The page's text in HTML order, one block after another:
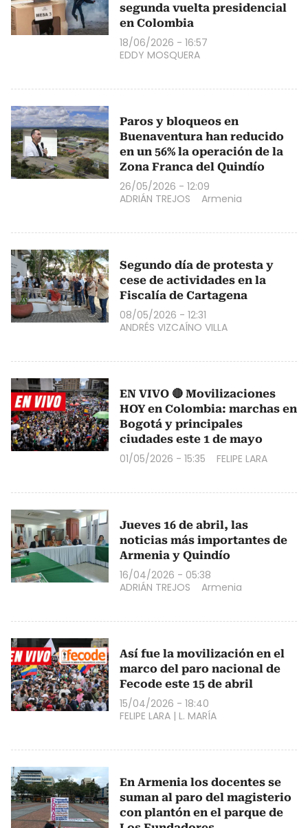
segunda vuelta presidencial
en Colombia
18/06/2026 - 16:57
EDDY MOSQUERA
Paros y bloqueos en
Buenaventura han reducido
en un 56% la operación de la
Zona Franca del Quindío
26/05/2026 - 12:09
ADRIÁN TREJOS
Armenia
Segundo día de protesta y
cese de actividades en la
Fiscalía de Cartagena
08/05/2026 - 12:31
ANDRÉS VIZCAÍNO VILLA
EN VIVO 🔴 Movilizaciones
HOY en Colombia: marchas en
Bogotá y principales
ciudades este 1 de mayo
01/05/2026 - 15:35 FELIPE LARA
Jueves 16 de abril, las
noticias más importantes de
Armenia y Quindío
16/04/2026 - 05:38
ADRIÁN TREJOS
Armenia
Así fue la movilización en el
marco del paro nacional de
Fecode este 15 de abril
15/04/2026 - 18:40
FELIPE LARA | L. MARÍA
En Armenia los docentes se
suman al paro del magisterio
con plantón en el parque de